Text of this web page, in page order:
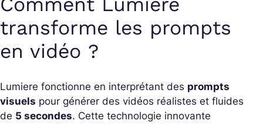
transforme les prompts
en vidéo ?
Lumiere fonctionne en interprétant des prompts
visuels pour générer des vidéos réalistes et fluides
de 5 secondes. Cette technologie innovante